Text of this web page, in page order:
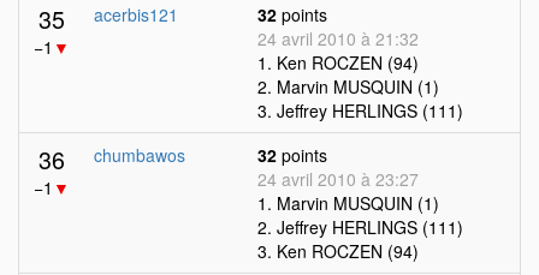
35
−1 ▼
acerbis121 32 points
24 avril 2010 à 21:32
1. Ken ROCZEN (94)
2. Marvin MUSQUIN (1)
3. Jeffrey HERLINGS (111)
36
−1 ▼
chumbawos 32 points
24 avril 2010 à 23:27
1. Marvin MUSQUIN (1)
2. Jeffrey HERLINGS (111)
3. Ken ROCZEN (94)